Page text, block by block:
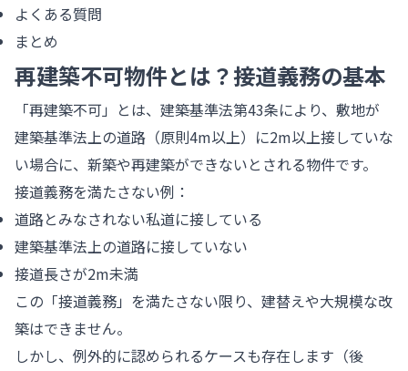
よくある質問
まとめ
再建築不可物件とは？接道義務の基本
「再建築不可」とは、建築基準法第43条により、敷地が
建築基準法上の道路（原則4m以上）に2m以上接していな
い場合に、新築や再建築ができないとされる物件です。
接道義務を満たさない例：
道路とみなされない私道に接している
建築基準法上の道路に接していない
接道長さが2m未満
この「接道義務」を満たさない限り、建替えや大規模な改
築はできません。
しかし、例外的に認められるケースも存在します（後